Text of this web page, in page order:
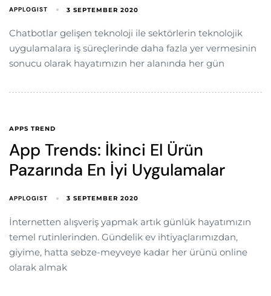
APPLOGIST 3 SEPTEMBER 2020
Chatbotlar gelişen teknoloji ile sektörlerin teknolojik
uygulamalara iş süreçlerinde daha fazla yer vermesinin
sonucu olarak hayatımızın her alanında her gün
APPS TREND
App Trends: İkinci El Ürün
Pazarında En İyi Uygulamalar
APPLOGIST 3 SEPTEMBER 2020
İnternetten alışveriş yapmak artık günlük hayatımızın
temel rutinlerinden. Gündelik ev ihtiyaçlarımızdan,
giyime, hatta sebze-meyveye kadar her ürünü online
olarak almak